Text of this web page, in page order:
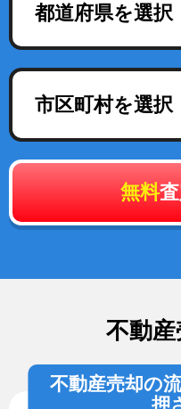
都道府県を選択
市区町村を選択
無料
不動
不動産売却の
押